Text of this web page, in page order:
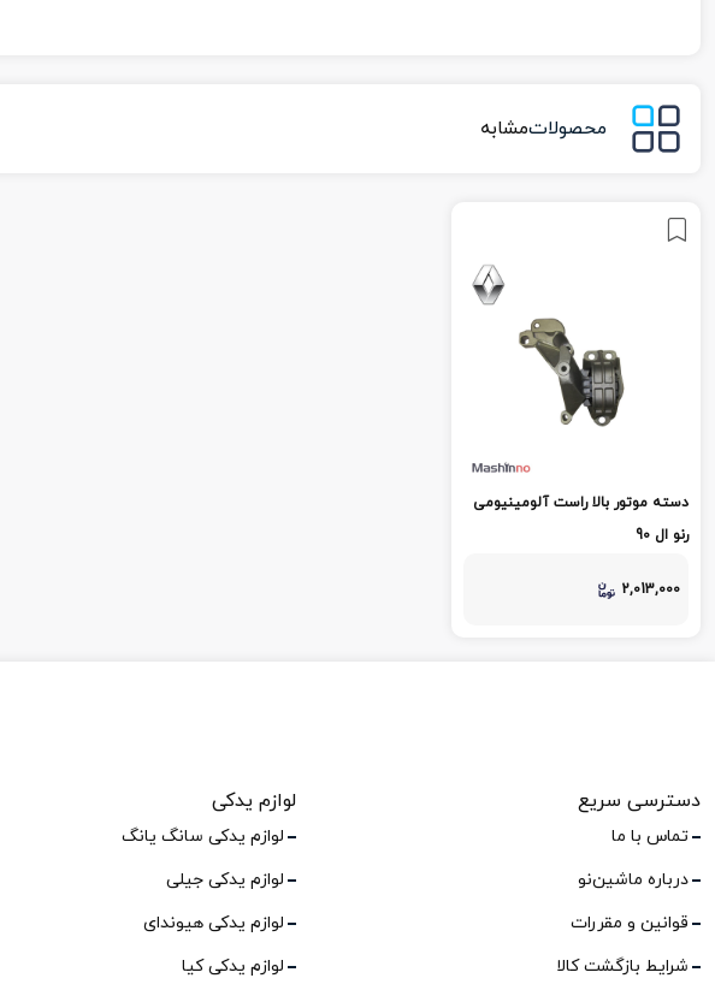
محصولاتمشابه
دسته موتور بالا راست آلومینیومی
رنو ال 90
2,013,000
دسترسی سریع
تماس با ما
درباره ماشین‌نو
قوانین و مقررات
شرایط بازگشت کالا
لوازم یدکی
لوازم یدکی سانگ یانگ
لوازم یدکی جیلی
لوازم یدکی هیوندای
لوازم یدکی کیا